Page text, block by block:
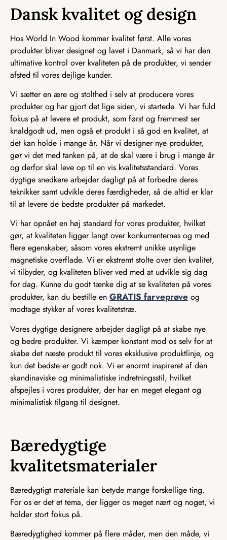
Dansk kvalitet og design
Hos World In Wood kommer kvalitet først. Alle vores
produkter bliver designet og lavet i Danmark, så vi har den
ultimative kontrol over kvaliteten på de produkter, vi sender
afsted til vores dejlige kunder.
Vi sætter en ære og stolthed i selv at producere vores
produkter og har gjort det lige siden, vi startede. Vi har fuld
fokus på at levere et produkt, som først og fremmest ser
knaldgodt ud, men også et produkt i så god en kvalitet, at
det kan holde i mange år. Når vi designer nye produkter,
gør vi det med tanken på, at de skal være i brug i mange år
og derfor skal leve op til en vis kvalitetsstandard. Vores
dygtige snedkere arbejder dagligt på at forbedre deres
teknikker samt udvikle deres færdigheder, så de altid er klar
til at levere de bedste produkter på markedet.
Vi har opnået en høj standard for vores produkter, hvilket
gør, at kvaliteten ligger langt over konkurrenternes og med
flere egenskaber, såsom vores ekstremt unikke usynlige
magnetiske overflade. Vi er ekstremt stolte over den kvalitet,
vi tilbyder, og kvaliteten bliver ved med at udvikle sig dag
for dag. Kunne du godt tænke dig at se kvaliteten på vores
produkter, kan du bestille en GRATIS farveprøve og
modtage stykker af vores kvalitetstræ.
Vores dygtige designere arbejder dagligt på at skabe nye
og bedre produkter. Vi kæmper konstant mod os selv for at
skabe det næste produkt til vores eksklusive produktlinje, og
kun det bedste er godt nok. Vi er enormt inspireret af den
skandinaviske og minimalistiske indretningsstil, hvilket
afspejles i vores produkter, der har en meget elegant og
minimalistisk tilgang til designet.
Bæredygtige
kvalitetsmaterialer
Bæredygtigt materiale kan betyde mange forskellige ting.
For os er det et tema, der ligger os meget nært og noget, vi
holder stort fokus på.
Bæredygtighed kommer på flere måder, men den måde, vi